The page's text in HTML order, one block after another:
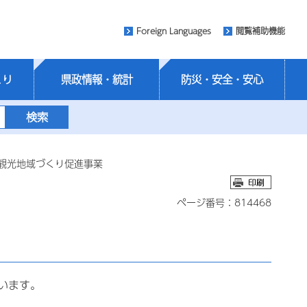
Foreign Languages 閲覧補助機能
県政情報・統計 防災・安全・安心
地域づくり促進事業
ページ番号：814468
す。